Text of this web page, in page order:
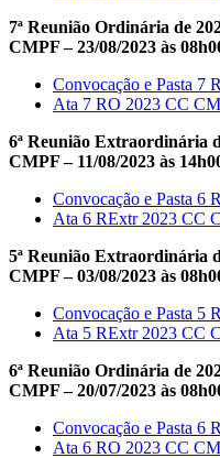
7ª Reunião Ordinária de
CMPF – 23/08/2023 às
Convocação e Pasta 7
Ata 7 RO 2023 CC
6ª Reunião Extraordinária
CMPF – 11/08/2023 às
Convocação e Pasta 6
Ata 6 RExtr 2023 CC
5ª Reunião Extraordinária
CMPF – 03/08/2023 às
Convocação e Pasta 5
Ata 5 RExtr 2023 CC
6ª Reunião Ordinária de
CMPF – 20/07/2023 às
Convocação e Pasta 6
Ata 6 RO 2023 CC